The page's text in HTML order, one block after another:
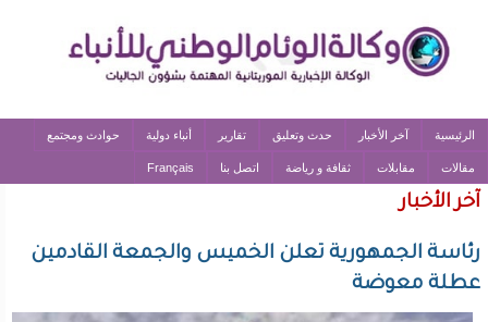
الرئيسية آخر الأخبار حدث وتعليق تقارير أنباء دولية حوادث ومجتمع
مقالات مقابلات ثقافة و رياضة اتصل بنا Français
آخر الأخبار
رئاسة الجمهورية تعلن الخميس والجمعة القادمين
عطلة معوضة